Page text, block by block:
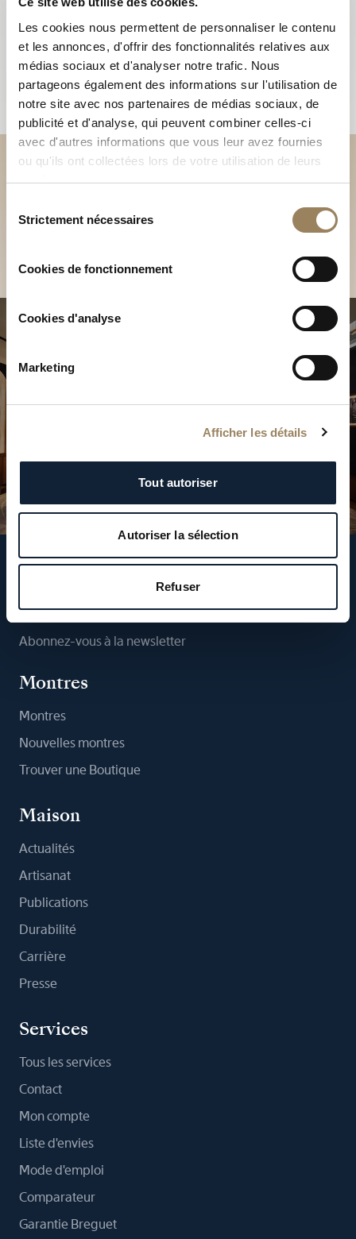
Les cookies nous permettent de personnaliser le contenu
et les annonces, d'offrir des fonctionnalités relatives aux
médias sociaux et d'analyser notre trafic. Nous
partageons également des informations sur l'utilisation de
notre site avec nos partenaires de médias sociaux, de
publicité et d'analyse, qui peuvent combiner celles-ci
avec d'autres informations que vous leur avez fournies
ou qu'ils ont collectées lors de votre utilisation de leurs
services.
duStrictement nécessaires
Cookies de fonctionnement
Cookies d'analyse
Marketing
Afficher les détails
Tout autoriser
Autoriser la sélection
Refuser
Découvrez nos collections
en Boutique
Suivez-nous
Abonnez-vous à la newsletter
Montres
Montres
Nouvelles montres
Trouver une Boutique
Maison
Actualités
Artisanat
Publications
Durabilité
Carrière
Presse
Services
Tous les services
Contact
Mon compte
Liste d'envies
Mode d'emploi
Comparateur
Garantie Breguet